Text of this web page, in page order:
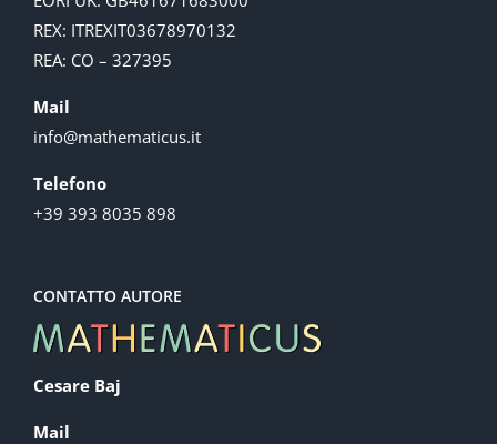
REX: ITREXIT03678970132
REA: CO – 327395
Mail
info@mathematicus.it
Telefono
+39 393 8035 898
CONTATTO AUTORE
Cesare Baj
Mail